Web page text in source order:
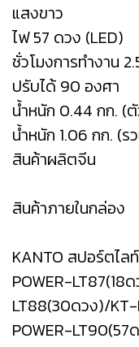
แสงขาว
ไฟ 57 ดวง (LED)
ชั่วโมงการทำงาน
ปรับได้ 90 องศา
น้ำหนัก 0.44 กก. (
น้ำหนัก 1.06 กก. (
สินค้าผลิตจีน
สินค้าภายในกล่อง
KANTO สปอร์ตไล
POWER-LT87(18
LT88(30ดวง)/
POWER-LT90(57